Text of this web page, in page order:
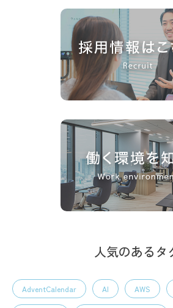
人気のあるタ
AdventCalendar AI AWS